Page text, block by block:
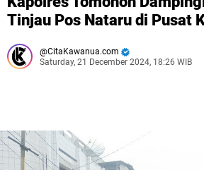
Tinjau Pos Nataru di Pusat
CitaKawanua.com
Saturday, 21 December 2024, 18:26 WIB